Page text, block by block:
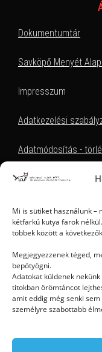
Mi is sütiket használunk –
kétfarkú kutya farok
többek között a
Megjegyezzenek téged,
bepötyögni.
Adatokat küldenek
titokban örömtáncot
amit eddig még senki
személyre szabottabb
Dokumentumtár
Savköpő Menyét
Impresszum
Adatkezelési
Adatmódosítás -
EZT KERESEM, HOL
Ⓒ 2006 - 2026 -